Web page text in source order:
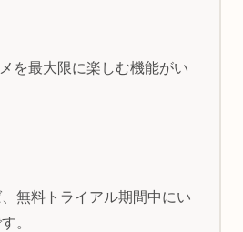
を最大限に楽しむ機能がい
無料トライアル期間中にい
。